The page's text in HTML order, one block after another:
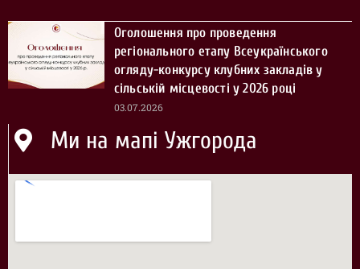
Оголошення про проведення
регіонального етапу Всеукраїнського
огляду-конкурсу клубних закладів у
сільській місцевості у 2026 році
03.07.2026
Ми на мапі Ужгорода